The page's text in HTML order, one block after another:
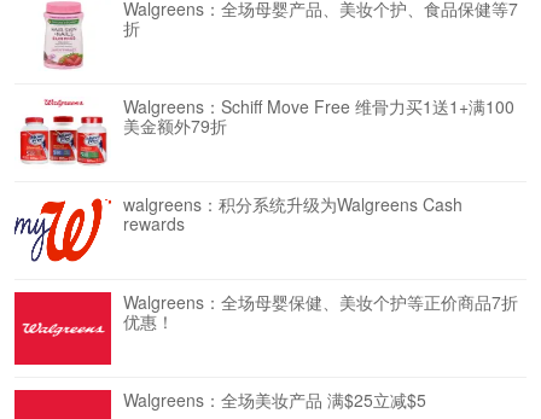
Walgreens：全场母婴产品、美妆个护、食品保健等7
折
Walgreens：Schiff Move Free 维骨力买1送1+满100
美金额外79折
walgreens：积分系统升级为Walgreens Cash
rewards
Walgreens：全场母婴保健、美妆个护等正价商品7折
优惠！
Walgreens：全场美妆产品 满$25立减$5